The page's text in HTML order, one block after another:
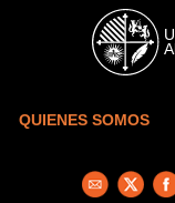
Skip to main content
QUIENES SOMOS